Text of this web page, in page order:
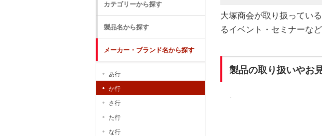
大塚商会が取り扱ってい
るイベント・セミナーな
製品の取り扱いやお
カテゴリーから探す
製品名から探す
メーカー・ブランド名から探す
あ行
か行
さ行
た行
な行